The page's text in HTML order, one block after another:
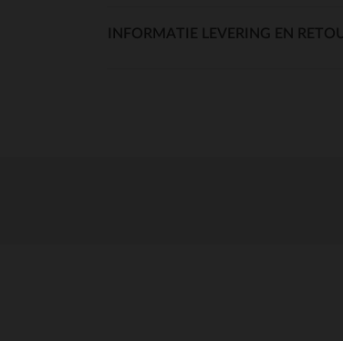
INFORMATIE LEVERING EN